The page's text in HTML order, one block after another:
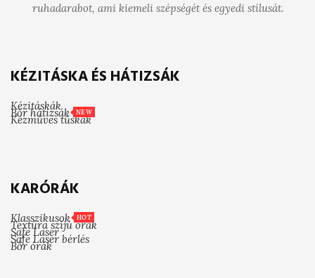
ruhadarabot, ami kiemeli szépségét és egyedi stílusát.
KÉZITÁSKA ÉS HÁTIZSÁK
Kézitáskák
Bőr hátizsák NEW
Kézműves tűskák
KARÓRÁK
Klasszikusok HOT
Textúra szíjú órák
Safe Laser
Safe Laser bérlés
Bőr órák